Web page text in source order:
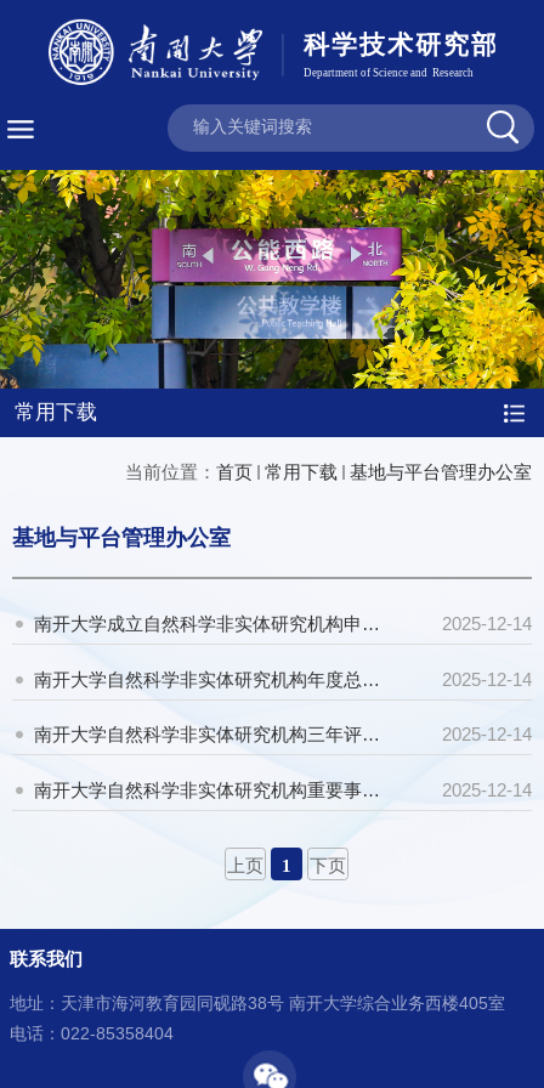
常用下载
当前位置： 首页 常用下载 基地与平台管理办公室
基地与平台管理办公室
南开大学成立自然科学非实体研究机构申请表 2025-12-14
南开大学自然科学非实体研究机构年度总结报告 2025-12-14
南开大学自然科学非实体研究机构三年评估总结报告 2025-12-14
南开大学自然科学非实体研究机构重要事项变更申请表 2025-12-14
上页 1 下页
联系我们
地址：天津市海河教育园同砚路38号 南开大学综合业务西楼405室
电话：022-85358404